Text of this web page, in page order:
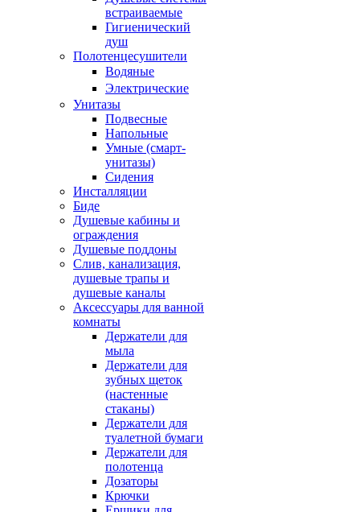
встраиваемые
Гигиенический
душ
Полотенцесушители
ㅤВодяные
ㅤЭлектрические
Унитазы
Подвесные
Напольные
Умные (смарт-
унитазы)
Сидения
Инсталляции
Биде
Душевые кабины и
ограждения
Душевые поддоны
Слив, канализация,
душевые трапы и
душевые каналы
Аксессуары для ванной
комнаты
Держатели для
мыла
Держатели для
зубных щеток
(настенные
стаканы)
Держатели для
туалетной бумаги
Держатели для
полотенца
Дозаторы
Крючки